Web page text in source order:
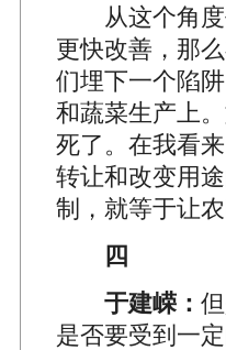
从这个角度
更快改善，那
们埋下一个陷
和蔬菜生产上
死了。在我看
转让和改变用
制，就等于让
四
于建嵘：
是否要受到一